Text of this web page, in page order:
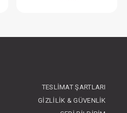
TESLIMAT ŞARTLARI
GIZLILIK & GÜVENLIK